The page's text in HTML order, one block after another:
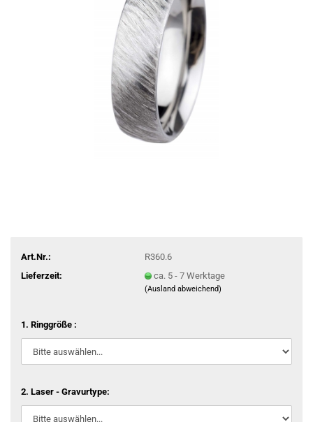
Art.Nr.:
R360.6
Lieferzeit:
ca. 5 - 7 Werktage
(Ausland abweichend)
1. Ringgröße :
2. Laser - Gravurtype: